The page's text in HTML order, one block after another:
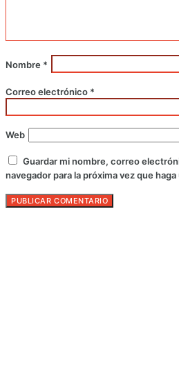
Nombre *
Correo electrónico *
Web
Guardar mi nombre, correo
navegador para la próxima vez que